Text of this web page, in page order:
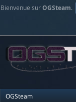
Bienvenue surOGSteam.
OGSteam